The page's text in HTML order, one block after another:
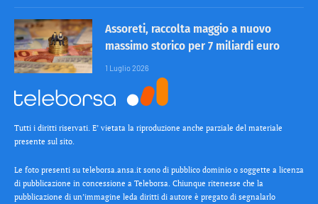
Assoreti, raccolta maggio a nuovo
massimo storico per 7 miliardi euro
1 Luglio 2026
Tutti i diritti riservati. E’ vietata la riproduzione anche parziale del materiale
presente sul sito.
Le foto presenti su teleborsa.ansa.it sono di pubblico dominio o soggette a licenza
di pubblicazione in concessione a Teleborsa. Chiunque ritenesse che la
pubblicazione di un’immagine leda diritti di autore è pregato di segnalarlo